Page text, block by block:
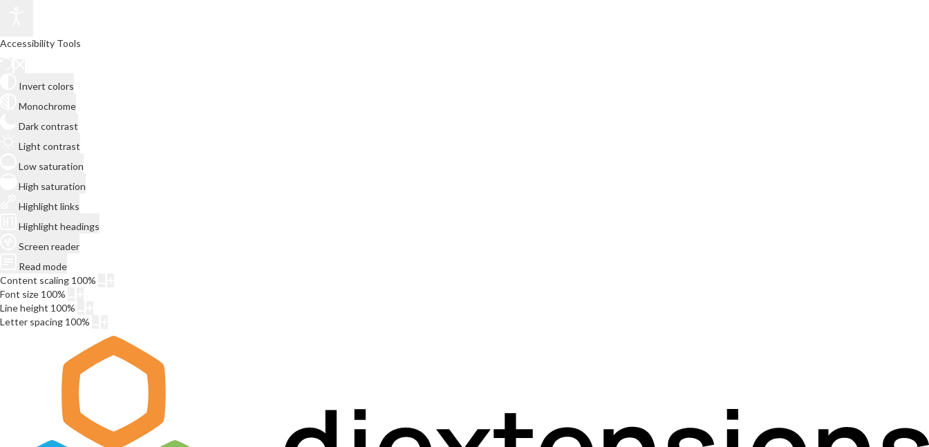
Accessibility Tools
Invert colors
Monochrome
Dark contrast
Light contrast
Low saturation
High saturation
Highlight links
Highlight headings
Screen reader
Read mode
Content scaling 100%
Font size 100%
Line height 100%
Letter spacing 100%